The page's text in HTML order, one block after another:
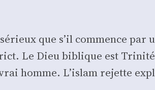
que s’il com­mence par
Le Dieu biblique est
homme. L’islam rejette